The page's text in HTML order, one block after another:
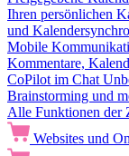
Ihren persönlichen
und
Mobile
Kommentare,
CoPilot im Chat
Brainstorming und
Alle Funktionen der
Websites und